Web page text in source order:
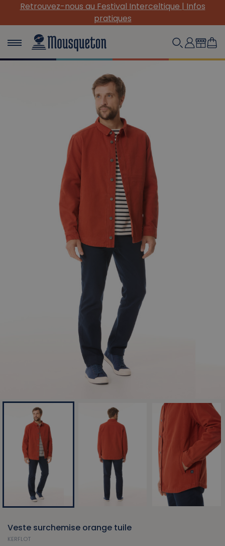
(Re) Découvrez nos INDISPENSABLES en toile !
Veste surchemise orange tuile
KERFLOT